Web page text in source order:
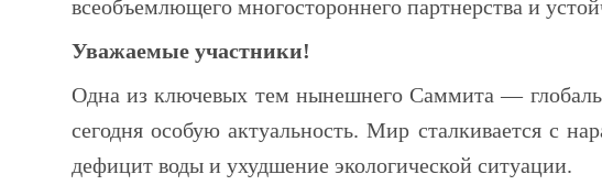
всеобъемлющего многостороннего партнерства и
Уважаемые участники!
Одна из ключевых тем нынешнего Саммита —
сегодня особую актуальность. Мир сталкивается с
дефицит воды и ухудшение экологической ситуации.